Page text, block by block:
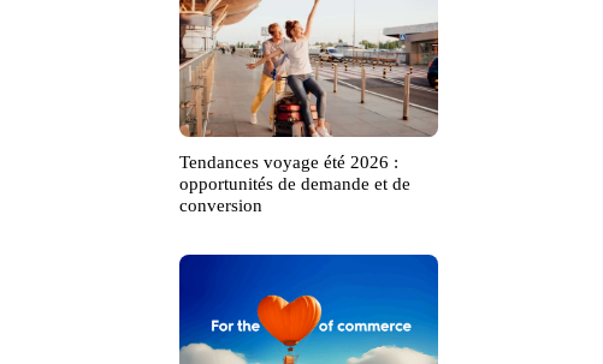
Tendances voyage été 2026 :
opportunités de demande et de
conversion